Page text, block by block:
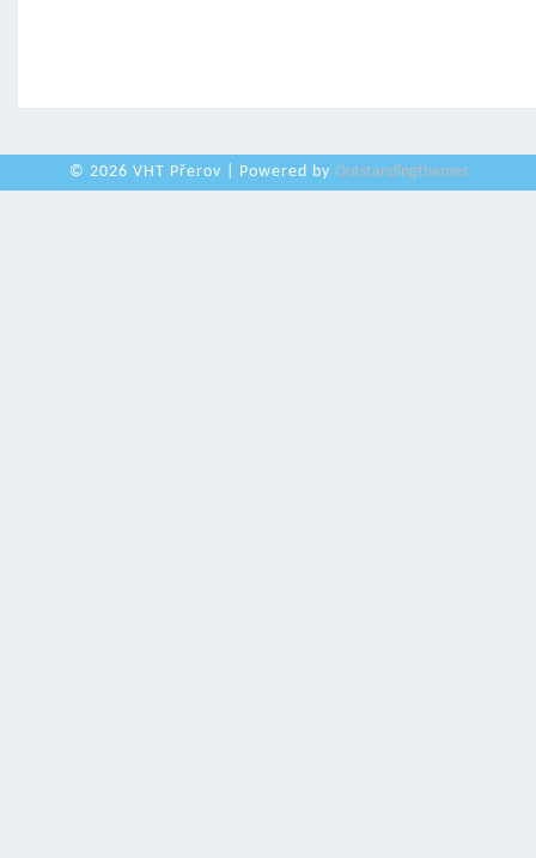
© 2026 VHT Přerov | Powered by Outstandingthemes